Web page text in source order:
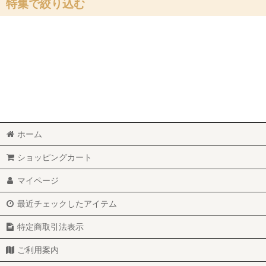
特集で絞り込む
ホーム
ショッピングカート
マイページ
最近チェックしたアイテム
特定商取引法表示
ご利用案内